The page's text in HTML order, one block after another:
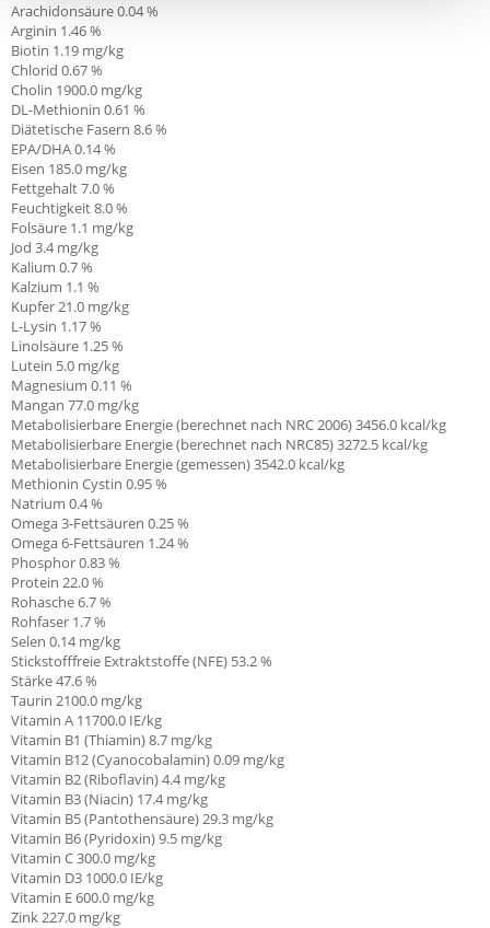
Arachidonsäure 0.04 %
Arginin 1.46 %
Biotin 1.19 mg/kg
Chlorid 0.67 %
Cholin 1900.0 mg/kg
DL-Methionin 0.61 %
Diätetische Fasern 8.6 %
EPA/DHA0.14 %
Eisen 185.0 mg/kg
Fettgehalt 7.0 %
Feuchtigkeit 8.0 %
Folsäure 1.1 mg/kg
Jod 3.4 mg/kg
Kalium 0.7 %
Kalzium 1.1 %
Kupfer 21.0 mg/kg
L-Lysin 1.17 %
Linolsäure 1.25 %
Lutein 5.0 mg/kg
Magnesium 0.11 %
Mangan 77.0 mg/kg
Metabolisierbare Energie (berechnet nach NRC 2006) 3456.0 kcal/kg
Metabolisierbare Energie (berechnet nach NRC85) 3272.5 kcal/kg
Metabolisierbare Energie (gemessen) 3542.0 kcal/kg
Methionin Cystin 0.95%
Natrium 0.4 %
Omega 3-Fettsäuren 0.25 %
Omega 6-Fettsäuren 1.24 %
Phosphor 0.83 %
Protein 22.0 %
Rohasche 6.7 %
Rohfaser 1.7 %
Selen 0.14 mg/kg
Stickstofffreie Extraktstoffe (NFE) 53.2 %
Stärke 47.6 %
Taurin 2100.0 mg/kg
Vitamin A 11700.0 IE/kg
Vitamin B1 (Thiamin)8.7 mg/kg
Vitamin B12 (Cyanocobalamin) 0.09 mg/kg
Vitamin B2 (Riboflavin) 4.4 mg/kg
Vitamin B3 (Niacin) 17.4 mg/kg
Vitamin B5 (Pantothensäure) 29.3 mg/kg
Vitamin B6 (Pyridoxin) 9.5 mg/kg
Vitamin C300.0 mg/kg
Vitamin D3 1000.0 IE/kg
Vitamin E600.0 mg/kg
Zink 227.0 mg/kg